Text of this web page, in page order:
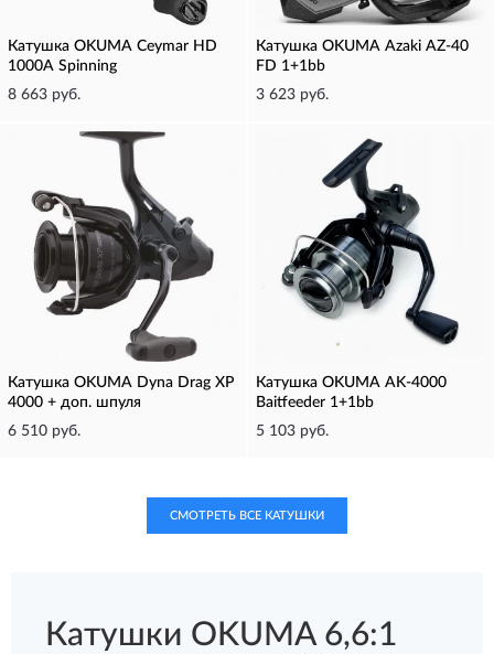
Катушка OKUMA Ceymar HD
1000A Spinning
8 663 руб.
Катушка OKUMA Azaki AZ-40
FD 1+1bb
3 623 руб.
Катушка OKUMA Dyna Drag XP
4000 + доп. шпуля
6 510 руб.
Катушка OKUMA AK-4000
Baitfeeder 1+1bb
5 103 руб.
СМОТРЕТЬ ВСЕ КАТУШКИ
Катушки OKUMA 6,6:1